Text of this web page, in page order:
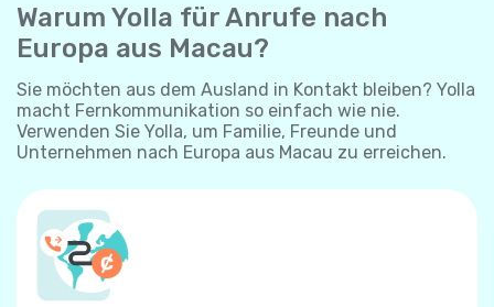
Warum Yolla für Anrufe nach
Europa aus Macau?
Sie möchten aus dem Ausland in Kontakt bleiben? Yolla
macht Fernkommunikation so einfach wie nie.
Verwenden Sie Yolla, um Familie, Freunde und
Unternehmen nach Europa aus Macau zu erreichen.